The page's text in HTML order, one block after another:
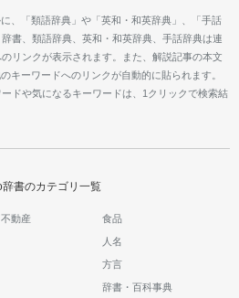
、「類語辞典」や「英和・和英辞典」、「手話
書、類語辞典、英和・和英辞典、手話辞典は連
リンクが表示されます。また、解説記事の本文
キーワードへのリンクが自動的に貼られます。
ドや気になるキーワードは、1クリックで検索結
書のカテゴリ一覧
動産 食品
人名
方言
辞書・百科事典